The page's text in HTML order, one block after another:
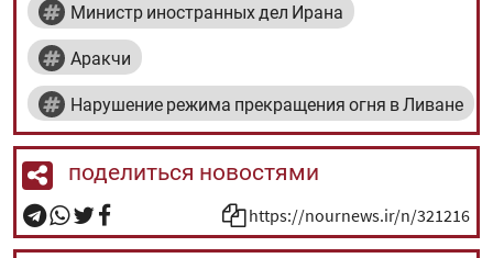
Министр иностранных дел Ирана
Аракчи
Нарушение режима прекращения огня в Ливане
поделиться новостями
https://nournews.ir/n/321216